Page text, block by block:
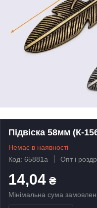
Підвіска 58мм (К-
Немає в наявності
Код: 65881а
Опт і
14,04 ₴
Мінімальна сума